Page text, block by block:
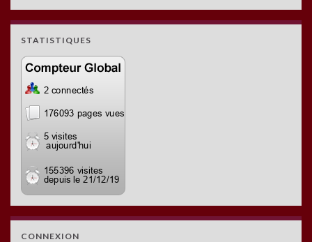
STATISTIQUES
CONNEXION